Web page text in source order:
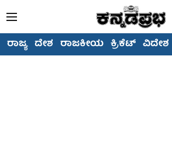
ರಾಜ್ಯ ದೇಶ ರಾಜಕೀಯ ಕ್ರಿಕೆಟ್ ವಿದೇಶ